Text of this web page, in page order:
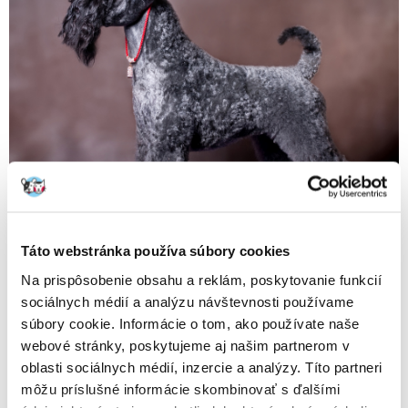
Táto webstránka používa súbory cookies
Na prispôsobenie obsahu a reklám, poskytovanie funkcií
sociálnych médií a analýzu návštevnosti používame
súbory cookie. Informácie o tom, ako používate naše
webové stránky, poskytujeme aj našim partnerom v
oblasti sociálnych médií, inzercie a analýzy. Títo partneri
môžu príslušné informácie skombinovať s ďalšími
Modré teriéry sú napriek širokému genetickému fondu
relatívne náchylné na choroby a majú zvýšenú predispozíciu
na niektoré choroby. Najväčšou hrozbou, ktorej chovatelia pri
svojej chovateľskej práci čelia, je ataxia a abiotropia, teda
degenerácia nervového systému a mozočka, ktorá je u týchto
psov pomerne bežná. Aby sa zabránilo vniknutiu týchto
autozomálnych recesívnych génov, je potrebné udržiavať línie